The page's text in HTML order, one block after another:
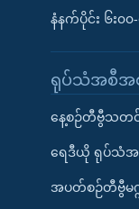
နံနက်ပိုင်း ၆း၀၀
ရုပ်သံအစီအစ
နေ့စဉ်တီဗွီသတ
ရေဒီယို ရုပ်သံ
အပတ်စဉ်တီဗွီမဂ္